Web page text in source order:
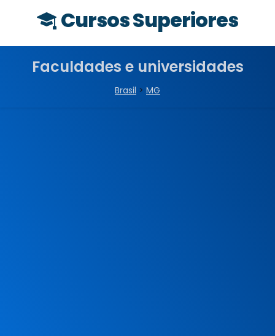
Cursos Superiores
Faculdades e universidades
Brasil > MG